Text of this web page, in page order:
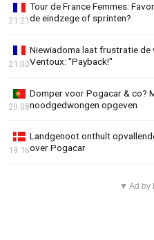
Tour de France Femmes:
de eindzege of sprinten?
21:21
Niewiadoma laat frustratie de
Ventoux: "Payback!"
21:00
Domper voor Pogacar & co?
noodgedwongen opgeven
20:08
Landgenoot onthult
over Pogacar
19:16
▼ Ad by